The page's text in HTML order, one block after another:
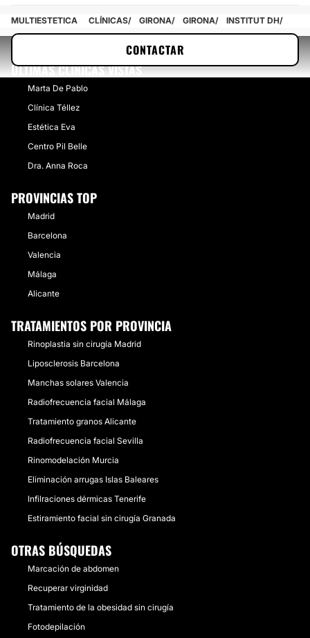
CONTACTAR
MULTIESTETICA CLÍNICAS GIRONA GIRONA INSTITUT DH
ÚLTIMAS CLÍNICAS VISTAS
Marta De Pablo
Clínica Téllez
Estética Eva
Centro Pil Belle
Dra. Anna Roca
PROVINCIAS TOP
Madrid
Barcelona
Valencia
Málaga
Alicante
TRATAMIENTOS POR PROVINCIA
Rinoplastia sin cirugía Madrid
Liposclerosis Barcelona
Manchas solares Valencia
Radiofrecuencia facial Málaga
Tratamiento granos Alicante
Radiofrecuencia facial Sevilla
Rinomodelación Murcia
Eliminación arrugas Islas Baleares
Infilraciones dérmicas Tenerife
Estiramiento facial sin cirugía Granada
OTRAS BÚSQUEDAS
Marcación de abdomen
Recuperar virginidad
Tratamiento de la obesidad sin cirugía
Fotodepilación